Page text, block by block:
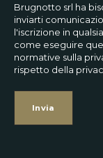
Brugnotto srl ha
inviarti
l'iscrizione in
come eseguire
normative sulla
rispetto della